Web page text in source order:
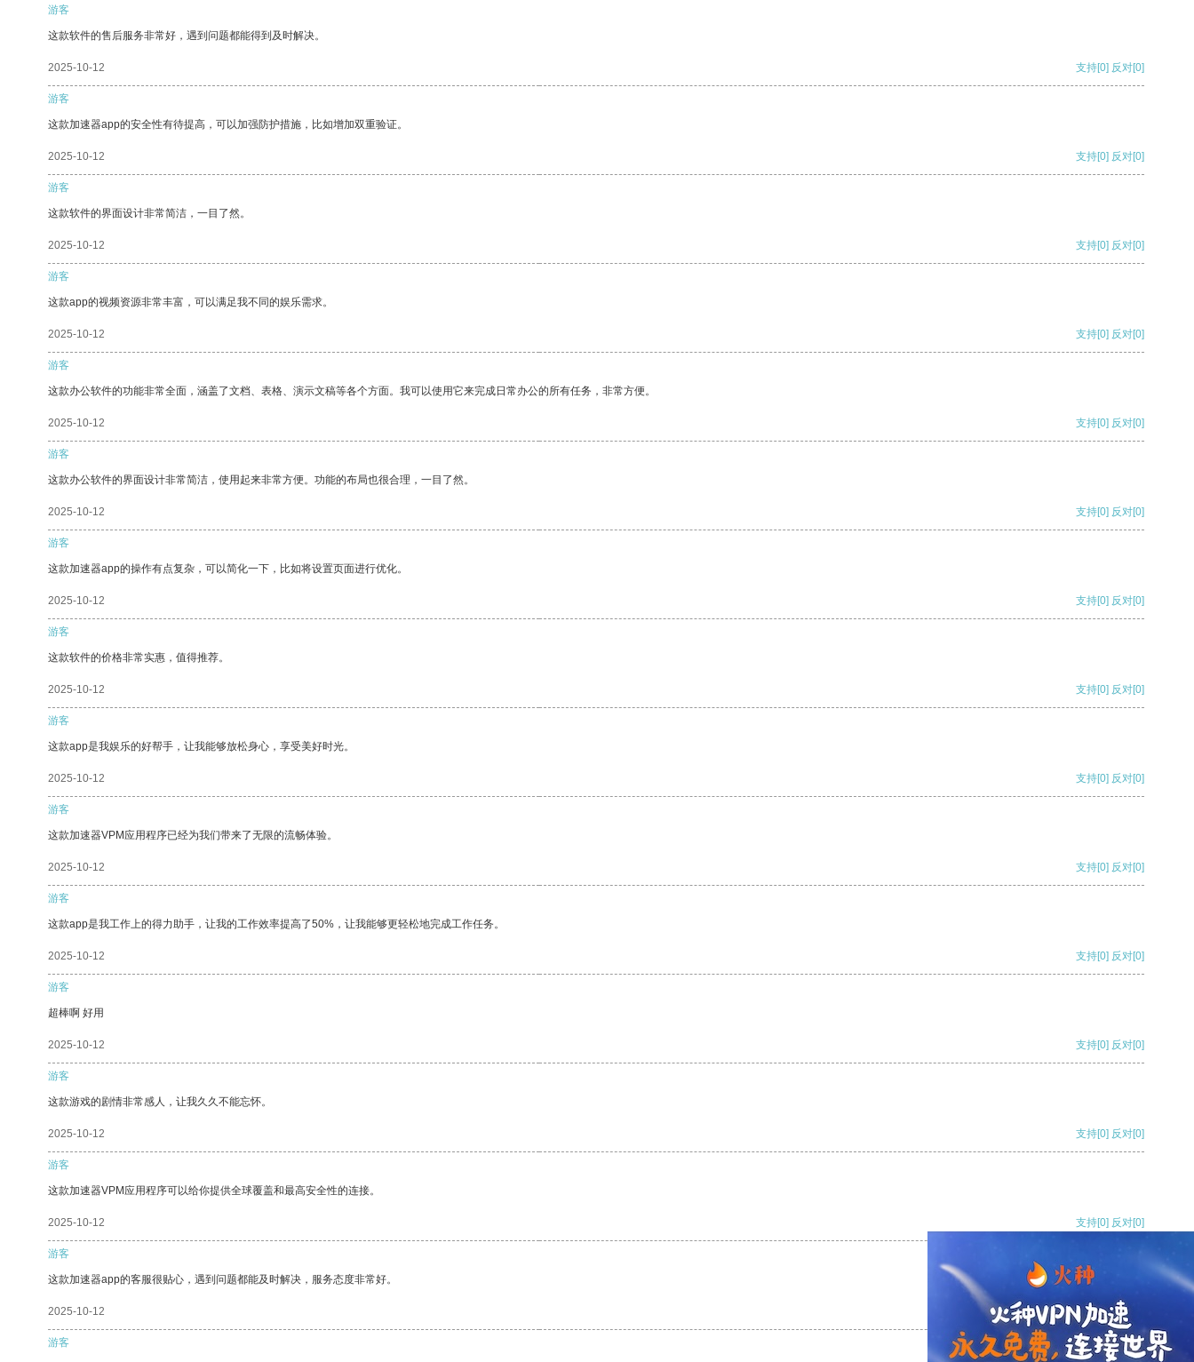
游客
这款软件的售后服务非常好，遇到问题都能得到及时解决。
2025-10-12 支持[0] 反对[0]
游客
这款加速器app的安全性有待提高，可以加强防护措施，比如增加双重验证。
2025-10-12 支持[0] 反对[0]
游客
这款软件的界面设计非常简洁，一目了然。
2025-10-12 支持[0] 反对[0]
游客
这款app的视频资源非常丰富，可以满足我不同的娱乐需求。
2025-10-12 支持[0] 反对[0]
游客
这款办公软件的功能非常全面，涵盖了文档、表格、演示文稿等各个方面。我可以使用它来完成日常办公的所有任务，非常方便。
2025-10-12 支持[0] 反对[0]
游客
这款办公软件的界面设计非常简洁，使用起来非常方便。功能的布局也很合理，一目了然。
2025-10-12 支持[0] 反对[0]
游客
这款加速器app的操作有点复杂，可以简化一下，比如将设置页面进行优化。
2025-10-12 支持[0] 反对[0]
游客
这款软件的价格非常实惠，值得推荐。
2025-10-12 支持[0] 反对[0]
游客
这款app是我娱乐的好帮手，让我能够放松身心，享受美好时光。
2025-10-12 支持[0] 反对[0]
游客
这款加速器VPM应用程序已经为我们带来了无限的流畅体验。
2025-10-12 支持[0] 反对[0]
游客
这款app是我工作上的得力助手，让我的工作效率提高了50%，让我能够更轻松地完成工作任务。
2025-10-12 支持[0] 反对[0]
游客
超棒啊 好用
2025-10-12 支持[0] 反对[0]
游客
这款游戏的剧情非常感人，让我久久不能忘怀。
2025-10-12 支持[0] 反对[0]
游客
这款加速器VPM应用程序可以给你提供全球覆盖和最高安全性的连接。
2025-10-12 支持[0] 反对[0]
游客
这款加速器app的客服很贴心，遇到问题都能及时解决，服务态度非常好。
2025-10-12 支持[0] 反对
游客